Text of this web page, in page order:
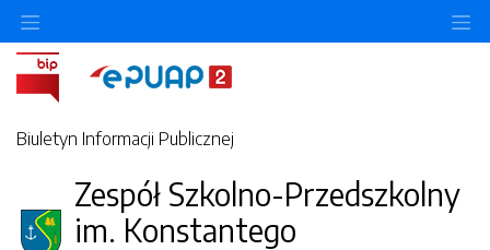
Biuletyn Informacji Publicznej
Zespół Szkolno-Przedszkolny
im. Konstantego